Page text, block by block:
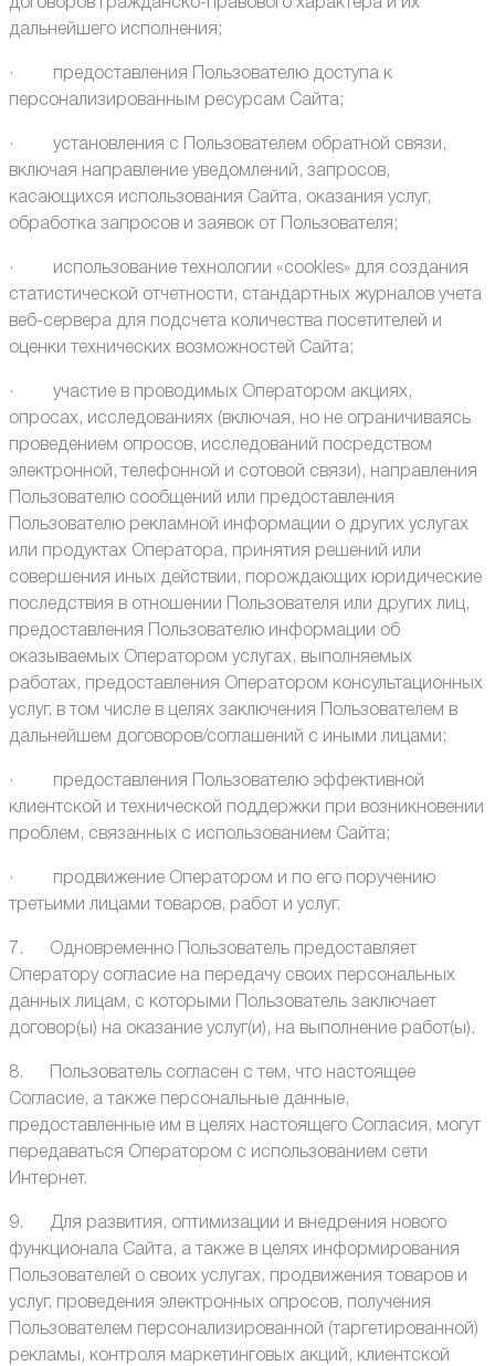
договоров гражданско-правового характера и их
дальнейшего исполнения;
· предоставления Пользователю доступа к
персонализированным ресурсам Сайта;
· установления с Пользователем обратной связи,
включая направление уведомлений, запросов,
касающихся использования Сайта, оказания услуг,
обработка запросов и заявок от Пользователя;
· использование технологии «cookies» для создания
статистической отчетности, стандартных журналов учета
веб-сервера для подсчета количества посетителей и
оценки технических возможностей Сайта;
· участие в проводимых Оператором акциях,
опросах, исследованиях (включая, но не ограничиваясь
проведением опросов, исследований посредством
электронной, телефонной и сотовой связи), направления
Пользователю сообщений или предоставления
Пользователю рекламной информации о других услугах
или продуктах Оператора, принятия решений или
совершения иных действии, порождающих юридические
последствия в отношении Пользователя или других лиц,
предоставления Пользователю информации об
оказываемых Оператором услугах, выполняемых
работах, предоставления Оператором консультационных
услуг, в том числе в целях заключения Пользователем в
дальнейшем договоров/соглашений с иными лицами;
· предоставления Пользователю эффективной
клиентской и технической поддержки при возникновении
проблем, связанных с использованием Сайта;
· продвижение Оператором и по его поручению
третьими лицами товаров, работ и услуг.
7. Одновременно Пользователь предоставляет
Оператору согласие на передачу своих персональных
данных лицам, с которыми Пользователь заключает
договор(ы) на оказание услуг(и), на выполнение работ(ы).
8. Пользователь согласен с тем, что настоящее
Согласие, а также персональные данные,
предоставленные им в целях настоящего Согласия, могут
передаваться Оператором с использованием сети
Интернет.
9. Для развития, оптимизации и внедрения нового
функционала Сайта, а также в целях информирования
Пользователей о своих услугах, продвижения товаров и
услуг, проведения электронных опросов, получения
Пользователем персонализированной (таргетированной)
рекламы, контроля маркетинговых акций, клиентской